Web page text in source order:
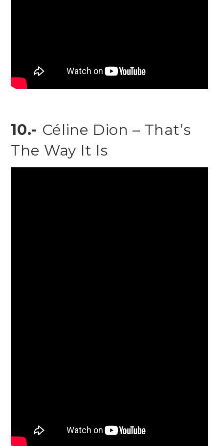
10.- Céline Dion – That’s
The Way It Is